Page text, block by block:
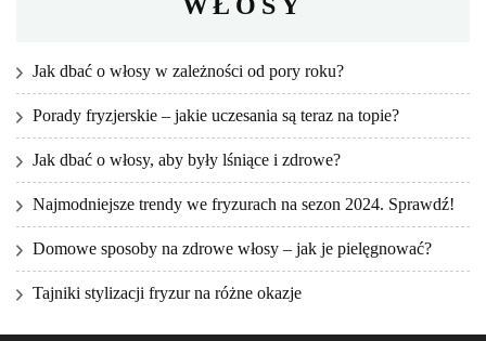
WŁOSY
Jak dbać o włosy w zależności od pory roku?
Porady fryzjerskie – jakie uczesania są teraz na topie?
Jak dbać o włosy, aby były lśniące i zdrowe?
Najmodniejsze trendy we fryzurach na sezon 2024. Sprawdź!
Domowe sposoby na zdrowe włosy – jak je pielęgnować?
Tajniki stylizacji fryzur na różne okazje